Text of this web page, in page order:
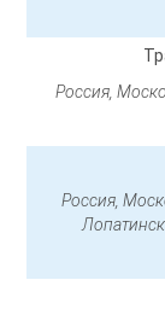
Россия,
Россия,